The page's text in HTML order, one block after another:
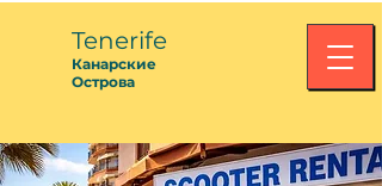
Tenerife
Канарские
Острова